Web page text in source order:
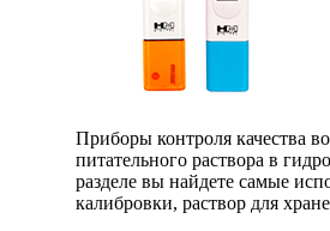
Приборы контроля качества
питательного раствора в
разделе вы найдете самые
калибровки, раствор для